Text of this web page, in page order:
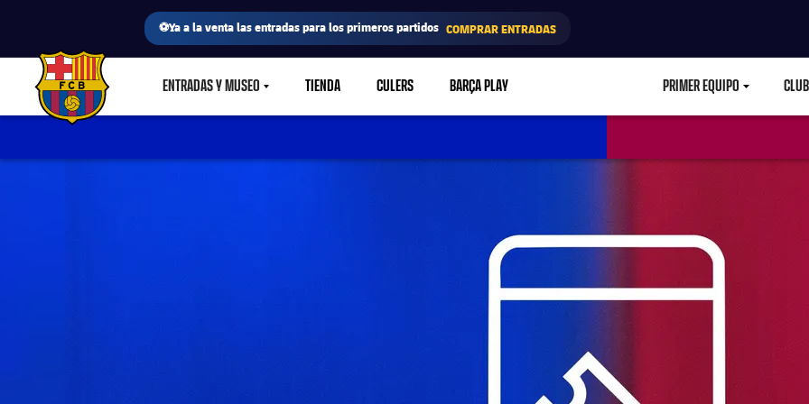
⚽Ya a la venta las entradas para los primeros partidos COMPRAR ENTRADAS
FC Barcelona club badge ENTRADAS Y MUSEOLABEL.SHARE.CARETDOWN
TIENDA CULERS BARÇA PLAY PRIMER EQUIPO CLUB